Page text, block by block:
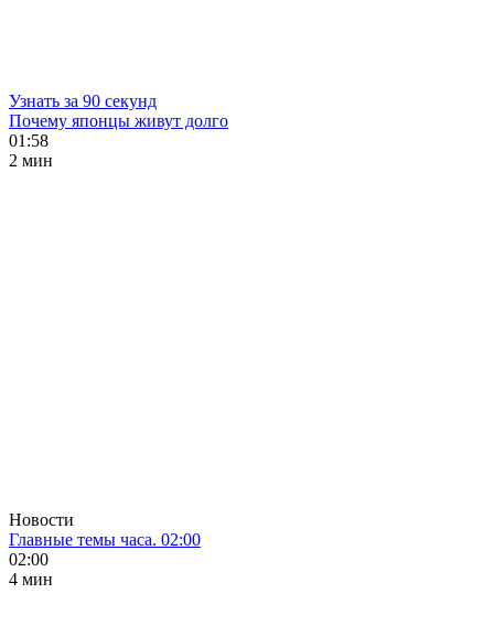
Узнать за 90 секунд
Почему японцы живут долго
01:58
2 мин
Новости
Главные темы часа. 02:00
02:00
4 мин